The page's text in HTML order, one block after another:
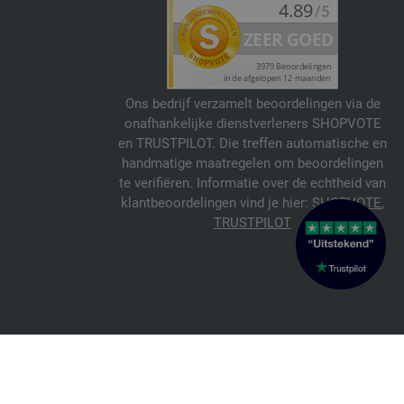
Ons bedrijf verzamelt beoordelingen via de
onafhankelijke dienstverleners SHOPVOTE
en TRUSTPILOT. Die treffen automatische en
handmatige maatregelen om beoordelingen
te verifiëren. Informatie over de echtheid van
klantbeoordelingen vind je hier: SHOPVOTE,
TRUSTPILOT